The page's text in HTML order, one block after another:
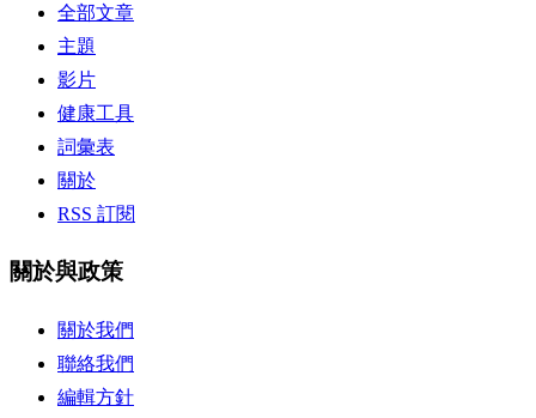
全部文章
主題
影片
健康工具
詞彙表
關於
RSS 訂閱
關於與政策
關於我們
聯絡我們
編輯方針